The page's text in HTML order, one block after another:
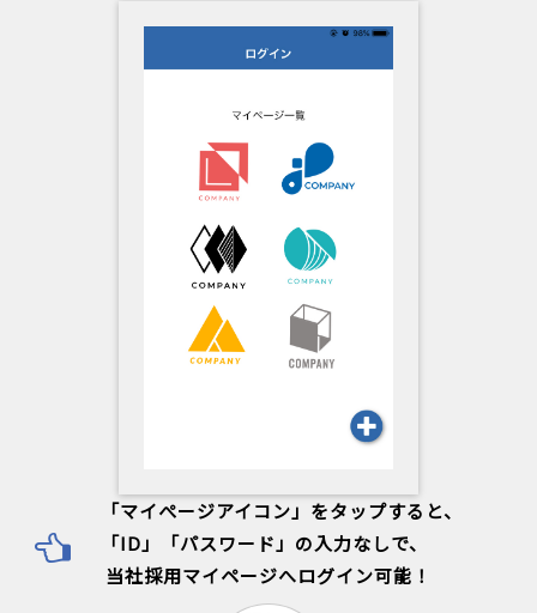
「マイぺージアイコン」をタップすると、
「ID」「パスワード」の入力なしで、
当社採用マイページへログイン可能！